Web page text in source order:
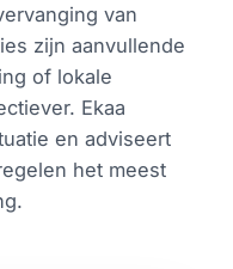
van
zijn aanvullende
of lokale
Ekaa
en adviseert
het meest